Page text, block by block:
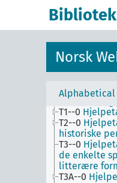
Norsk
Alphabetical
1 Filosofi og
Historie og
T1--0
T2--0
historiske
T3--0
de enkelte
litterære
T3A--0